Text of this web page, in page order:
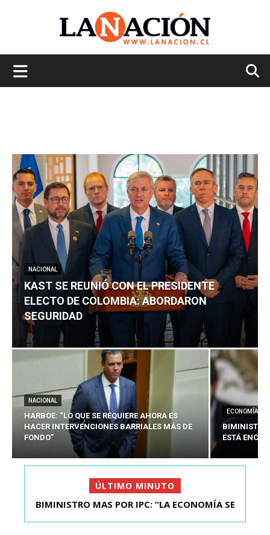
NACIONAL
KAST SE REUNIÓ CON EL PRESIDENTE
ELECTO DE COLOMBIA: ABORDARON
SEGURIDAD
NACIONAL
HARBOE: “LO QUE SE REQUIERE AHORA ES
HACER INTERVENCIONES BARRIALES MÁS DE
FONDO”
ECONOMÍA
BIMINISTRO
ESTÁ
ÚLTIMO MINUTO
KAST SE REUNIÓ CON EL PRESIDENTE ELECTO DE
BIMINISTRO MAS POR IPC: “LA ECONOMÍA SE